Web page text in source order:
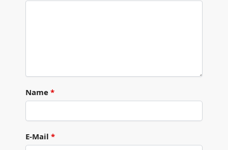
Name *
E-Mail *